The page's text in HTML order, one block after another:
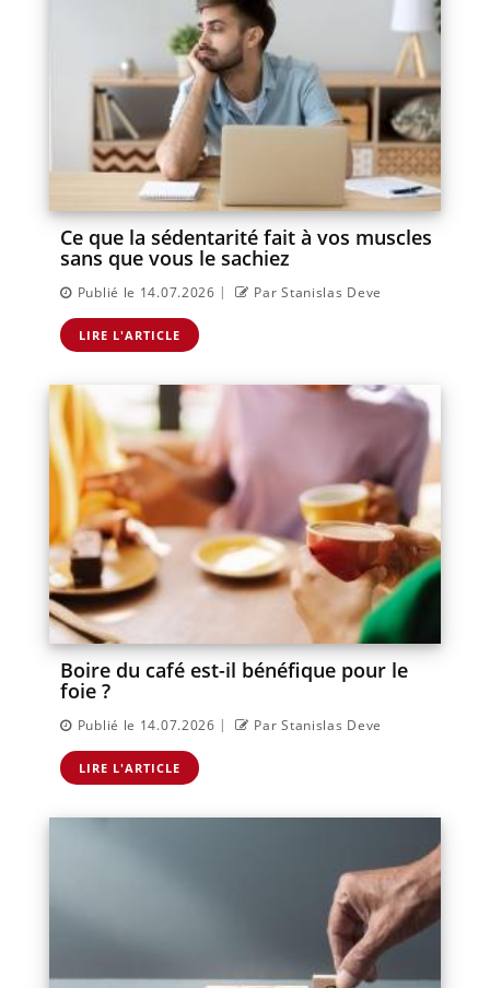
Ce que la sédentarité fait à vos muscles
sans que vous le sachiez
Publié le 14.07.2026 | Par Stanislas Deve
LIRE L'ARTICLE
Boire du café est-il bénéfique pour le
foie ?
Publié le 14.07.2026 | Par Stanislas Deve
LIRE L'ARTICLE